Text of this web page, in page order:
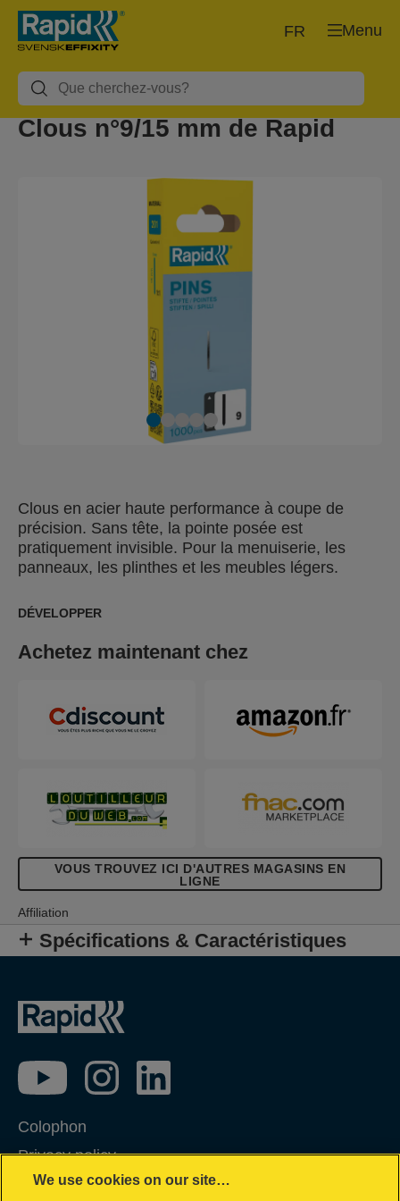
Menu
FR
Clous n°9/15 mm de Rapid
Clous en acier haute performance à coupe de
précision. Sans tête, la pointe posée est
pratiquement invisible. Pour la menuiserie, les
panneaux, les plinthes et les meubles légers.
DÉVELOPPER
Achetez maintenant chez
VOUS TROUVEZ ICI D'AUTRES MAGASINS EN
LIGNE
Affiliation
Spécifications & Caractéristiques
Colophon
Privacy policy
Politique concernant les cookies
We use cookies on our site…